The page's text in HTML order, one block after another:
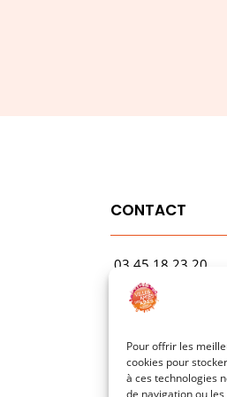
Pour offrir les
cookies pour
à ces technologies
de navigation ou
CONTACT
03.45.18.23.20
contact@rfvaa.com
1 Avenue Garibaldi